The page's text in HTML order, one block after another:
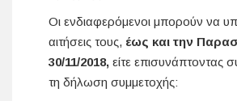
Οι ενδιαφερόμενοι μπορούν να
αιτήσεις τους, έως και την
30/11/2018, είτε επισυνάπτοντας
τη δήλωση συμμετοχής: